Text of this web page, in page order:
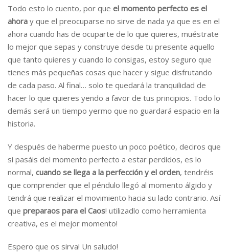
Todo esto lo cuento, por que el momento perfecto es el
ahora y que el preocuparse no sirve de nada ya que es en el
ahora cuando has de ocuparte de lo que quieres, muéstrate
lo mejor que sepas y construye desde tu presente aquello
que tanto quieres y cuando lo consigas, estoy seguro que
tienes más pequeñas cosas que hacer y sigue disfrutando
de cada paso. Al final… solo te quedará la tranquilidad de
hacer lo que quieres yendo a favor de tus principios. Todo lo
demás será un tiempo yermo que no guardará espacio en la
historia.
Y después de haberme puesto un poco poético, deciros que
si pasáis del momento perfecto a estar perdidos, es lo
normal, cuando se llega a la perfección y el orden, tendréis
que comprender que el péndulo llegó al momento álgido y
tendrá que realizar el movimiento hacia su lado contrario. Así
que preparaos para el Caos! utilizadlo como herramienta
creativa, es el mejor momento!
Espero que os sirva! Un saludo!